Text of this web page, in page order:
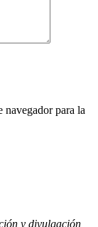
navegador para la
y divulgación